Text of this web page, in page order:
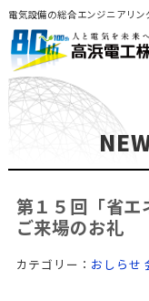
電気設備の総合エンジニアリ
第１５回「省エ
ご来場のお礼
カテゴリー： おしらせ